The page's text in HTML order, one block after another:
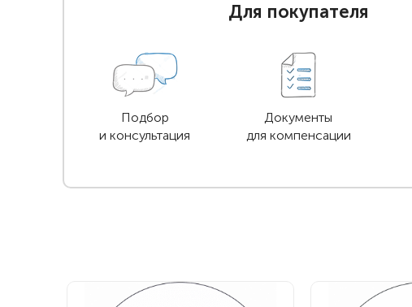
Для покупателя
Подбор
и консультация
Документы
для компенсации